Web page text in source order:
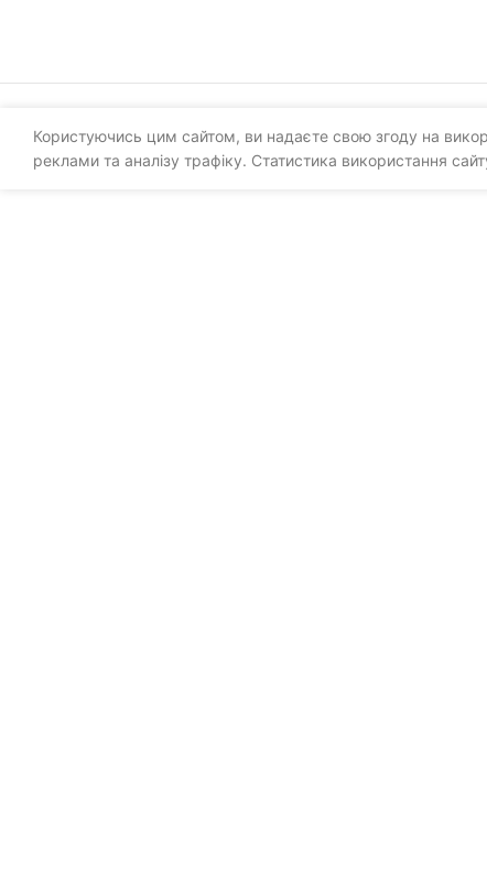
Користуючись цим сайтом, ви надаєте свою згоду на
реклами та аналізу трафіку. Статистика використання